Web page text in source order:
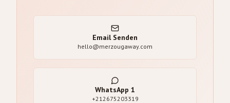
Email Senden
hello@merzougaway.com
WhatsApp 1
+212675203319